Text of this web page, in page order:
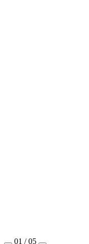
01 / 05